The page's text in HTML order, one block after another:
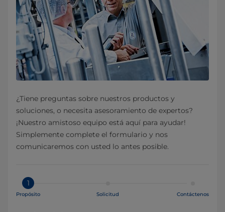
¿Tiene preguntas sobre nuestros productos y
soluciones, o necesita asesoramiento de expertos?
¡Nuestro amistoso equipo está aquí para ayudar!
Simplemente complete el formulario y nos
comunicaremos con usted lo antes posible.
1
Propósito Solicitud Contáctenos